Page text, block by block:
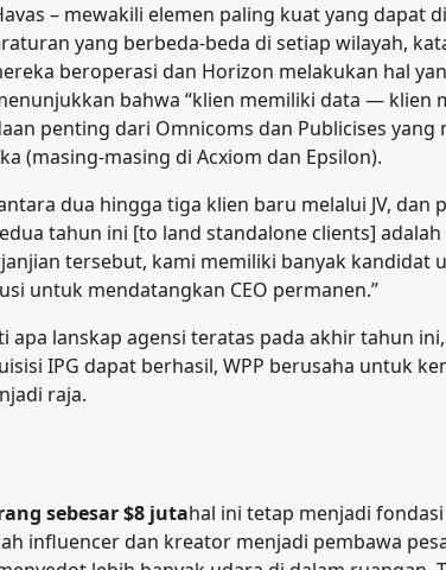
– mewakili elemen paling kuat yang dapat
yang berbeda-beda di setiap wilayah,
beroperasi dan Horizon melakukan hal
bahwa “klien memiliki data — klien
penting dari Omnicoms dan Publicises yang
(masing-masing di Acxiom dan Epsilon).
dua hingga tiga klien baru melalui JV, dan
tahun ini [to land standalone clients] adalah
tersebut, kami memiliki banyak kandidat
untuk mendatangkan CEO permanen.”
lanskap agensi teratas pada akhir tahun
IPG dapat berhasil, WPP berusaha untuk
raja.
sebesar $8 jutahal ini tetap menjadi
influencer dan kreator menjadi pembawa